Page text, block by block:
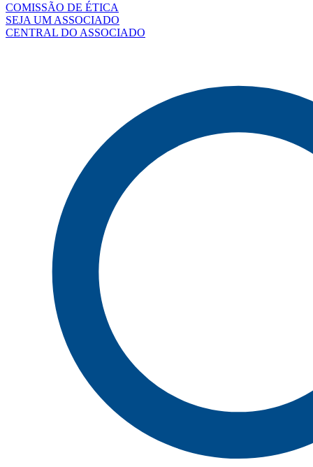
COMISSÃO DE ÉTICA
SEJA UM ASSOCIADO
CENTRAL DO ASSOCIADO